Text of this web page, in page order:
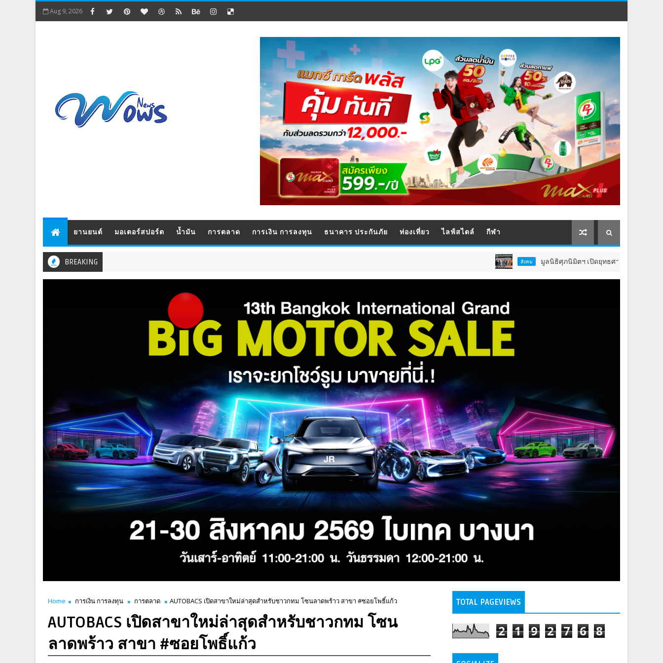
Aug 9, 2026
ยานยนต์ มอเตอร์สปอร์ต น้ำมัน การตลาด การเงิน การลงทุน ธนาคาร ประกันภัย ท่องเที่ยว ไลฟ์สไตล์ กีฬา
BREAKING มูลนิธิศุภนิมิตฯ เปิดยุทธศาสตร์ 5 ปี ยกระดับคุณภาพชีวิต ‘เ
Home การเงิน การลงทุน การตลาด AUTOBACS เปิดสาขาใหม่ล่าสุดสำหรับชาวกทม โซนลาดพร้าว สาขา #ซอยโพธิ์แก้ว
AUTOBACS เปิดสาขาใหม่ล่าสุดสำหรับชาวกทม โซน
ลาดพร้าว สาขา #ซอยโพธิ์แก้ว
TOTAL PAGEVIEWS
2 1 9 2 7 6 8